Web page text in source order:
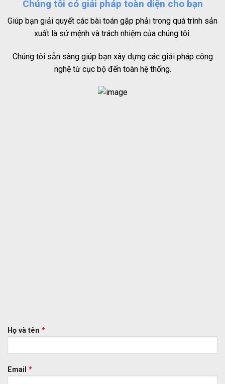
Chúng tôi có giải pháp toàn diện cho bạn
Giúp bạn giải quyết các bài toán gặp phải trong quá trình sản
xuất là sứ mệnh và trách nhiệm của chúng tôi.
Chúng tôi sẵn sàng giúp bạn xây dựng các giải pháp công
nghệ từ cục bộ đến toàn hệ thống.
Họ và tên *
Email *